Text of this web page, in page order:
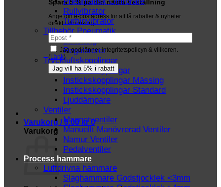
Spara 5 % på din nästa beställning
Ange din e-postadress för att få rabatter & nyheter
direkt i din inkorg.
Jag godkänner integritetspolicyn & villkoren.
(Länk)
Varukorg /0.00kr 0
Varukorg
Rullvibrator
Turbinvibrator
Tillbehör Pneumatik
Luftslang
Regulatorer
Tryckluftskopplingar
Instickskopplingar
Instickskopplingar Mässing
Instickskopplingar Standard
Ljuddämpare
Ventiler
Magnetventiler
Manuellt Manövrerad Ventiler
Namur Ventiler
Pedalventiler
Process hammare
Luftdrivna hammare
Slaghammare Godstjocklek <3mm